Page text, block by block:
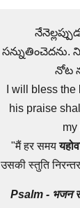
సన్నుతించెదను.
నోట
I will bless the
his praise
my
"मैं हर समय
उसकी स्तुति
Psalm - भजन